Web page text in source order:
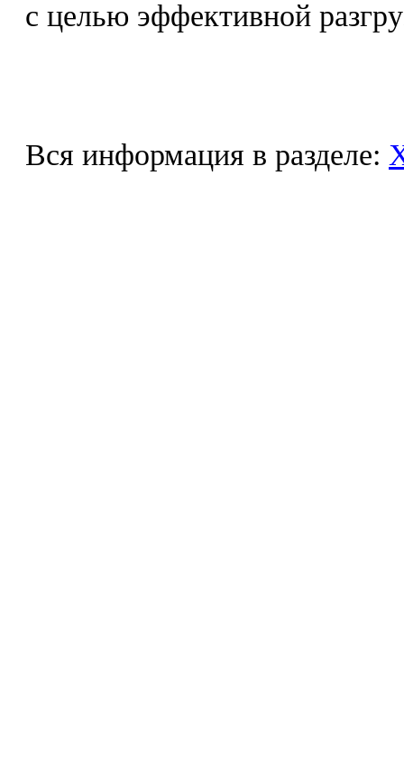
с целью эффективной
Вся информация в разделе: